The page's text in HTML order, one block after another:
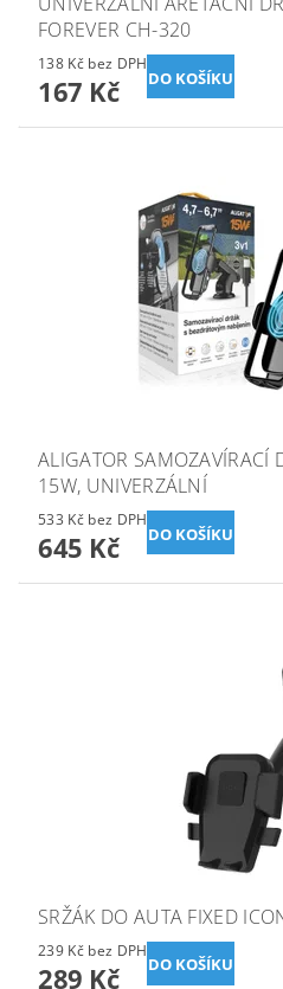
FOREVER CH-320
138 Kč bez DPH
167 Kč
ALIGATOR SAMOZAVÍRACÍ
15W, UNIVERZÁLNÍ
533 Kč bez DPH
645 Kč
SRŽÁK DO AUTA FIXED
239 Kč bez DPH
289 Kč